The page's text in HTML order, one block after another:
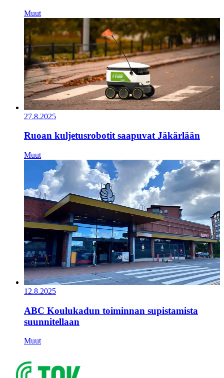
Muut
27.8.2025
Ruoan kuljetusrobotit saapuvat Jäkärlään
Muut
12.8.2025
ABC Koulukadun toiminnan supistamista
suunnitellaan
Muut